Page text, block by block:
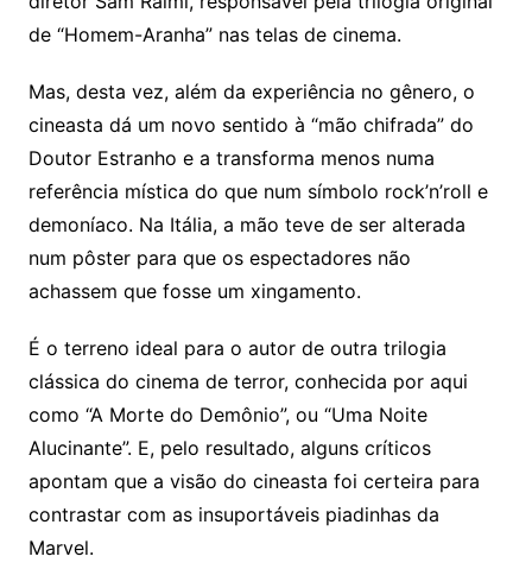
de “Homem-Aranha” nas telas de cinema.
Mas, desta vez, além da experiência no gênero, o
cineasta dá um novo sentido à “mão chifrada” do
Doutor Estranho e a transforma menos numa
referência mística do que num símbolo rock’n’roll e
demoníaco. Na Itália, a mão teve de ser alterada
num pôster para que os espectadores não
achassem que fosse um xingamento.
É o terreno ideal para o autor de outra trilogia
clássica do cinema de terror, conhecida por aqui
como “A Morte do Demônio”, ou “Uma Noite
Alucinante”. E, pelo resultado, alguns críticos
apontam que a visão do cineasta foi certeira para
contrastar com as insuportáveis piadinhas da
Marvel.